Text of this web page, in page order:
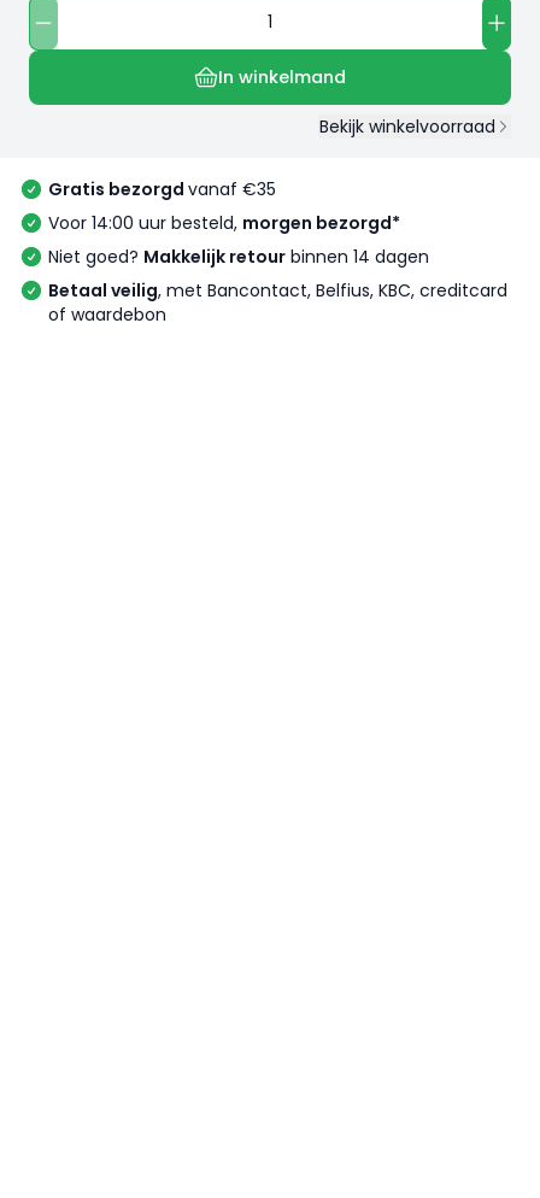
In winkelmand
Bekijk winkelvoorraad
Gratis bezorgd vanaf €35
Voor 14:00 uur besteld, morgen bezorgd*
Niet goed? Makkelijk retour binnen 14 dagen
Betaal veilig, met Bancontact, Belfius, KBC, creditcard
of waardebon